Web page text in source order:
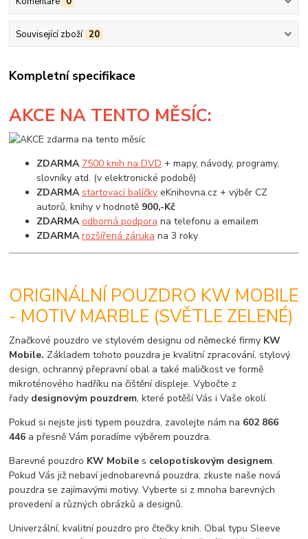
Související zboží 20
Kompletní specifikace
AKCE NA TENTO MĚSÍC:
ZDARMA 7500 knih na DVD + mapy, návody, programy,
slovníky atd. (v elektronické podobě)
ZDARMA startovací balíčky eKnihovna.cz + výběr CZ
autorů, knihy v hodnotě 900,-Kč
ZDARMA odborná podpora na telefonu a emailem
ZDARMA rozšířená záruka na 3 roky
ORIGINÁLNÍ POUZDRO KW MOBILE
- MOTIV MARBLE (SVĚTLE ZELENÉ)
Značkové pouzdro ve stylovém designu od německé firmy KW
Mobile. Základem tohoto pouzdra je kvalitní zpracování, stylový
design, ochranný přepravní obal a také maličkost ve formě
mikroténového hadříku na čištění displeje. Vybočte z
řady designovým pouzdrem, které potěší Vás i Vaše okolí.
Pokud si nejste jisti typem pouzdra, zavolejte nám na 602 866
446 a přesně Vám poradíme výběrem pouzdra.
Barevné pouzdro KW Mobile s celopotiskovým designem.
Pokud Vás již nebaví jednobarevná pouzdra, zkuste naše nová
pouzdra se zajímavými motivy. Vyberte si z mnoha barevných
provedení a různých obrázků a designů.
Univerzální, kvalitní pouzdro pro čtečky knih. Obal typu Sleeve